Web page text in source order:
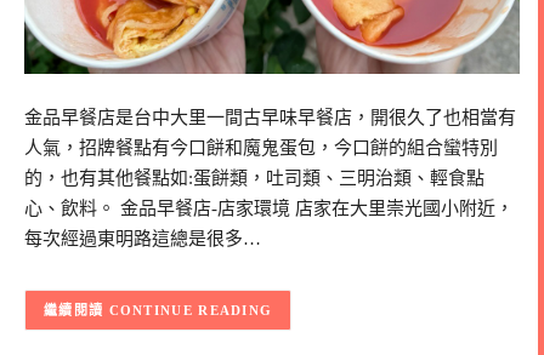
金品早餐店是台中大里一間古早味早餐店，開很久了也相當有
人氣，招牌餐點有今口餅和魔鬼蛋包，今口餅的組合蠻特別
的，也有其他餐點如:蛋餅類，吐司類、三明治類、輕食點
心、飲料。 金品早餐店-店家環境 店家在大里崇光國小附近，
每次經過東明路這總是很多…
CONTINUE READING